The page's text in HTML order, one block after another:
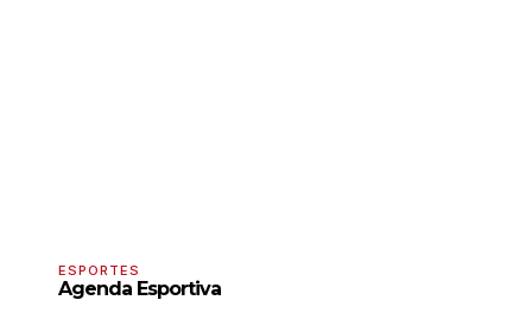
ESPORTES
Agenda Esportiva